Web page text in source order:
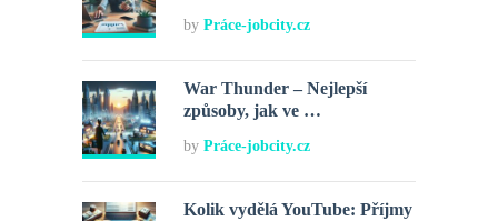
byPráce-jobcity.cz
War Thunder – Nejlepší
způsoby, jak ve …
byPráce-jobcity.cz
Kolik vydělá YouTube: Příjmy